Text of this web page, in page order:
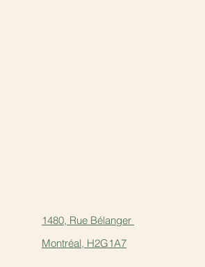
1480, Rue Bélanger
Montréal, H2G1A7